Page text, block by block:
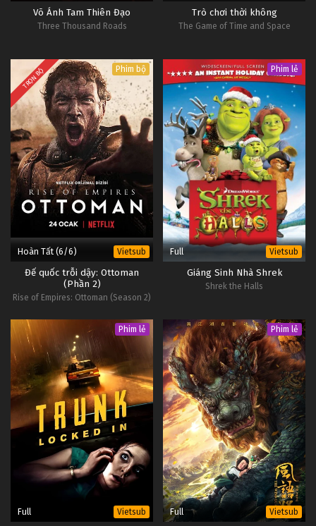
Võ Ánh Tam Thiên Đạo
Three Thousand Roads
Trò chơi thời không
The Game of Time and Space
TRỌN BỘ Phim bộ
Hoàn Tất (6/6) Vietsub
Đế quốc trỗi dậy: Ottoman
(Phần 2)
Rise of Empires: Ottoman (Season 2)
Phim lẻ
Full Vietsub
Giáng Sinh Nhà Shrek
Shrek the Halls
Phim lẻ
Full Vietsub
Phim lẻ
Full Vietsub